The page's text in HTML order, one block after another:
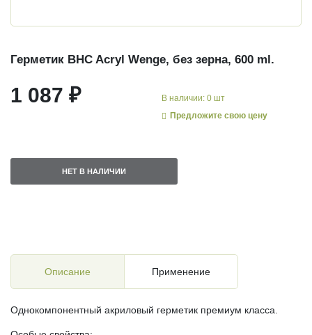
Герметик BHC Acryl Wenge, без зерна, 600 ml.
1 087 ₽
В наличии: 0 шт
Предложите свою цену
НЕТ В НАЛИЧИИ
Описание Применение
Однокомпонентный акриловый герметик премиум класса.